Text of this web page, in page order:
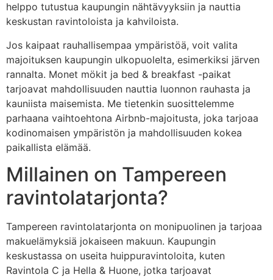
helppo tutustua kaupungin nähtävyyksiin ja nauttia
keskustan ravintoloista ja kahviloista.
Jos kaipaat rauhallisempaa ympäristöä, voit valita
majoituksen kaupungin ulkopuolelta, esimerkiksi järven
rannalta. Monet mökit ja bed & breakfast -paikat
tarjoavat mahdollisuuden nauttia luonnon rauhasta ja
kauniista maisemista. Me tietenkin suosittelemme
parhaana vaihtoehtona Airbnb-majoitusta, joka tarjoaa
kodinomaisen ympäristön ja mahdollisuuden kokea
paikallista elämää.
Millainen on Tampereen
ravintolatarjonta?
Tampereen ravintolatarjonta on monipuolinen ja tarjoaa
makuelämyksiä jokaiseen makuun. Kaupungin
keskustassa on useita huippuravintoloita, kuten
Ravintola C ja Hella & Huone, jotka tarjoavat